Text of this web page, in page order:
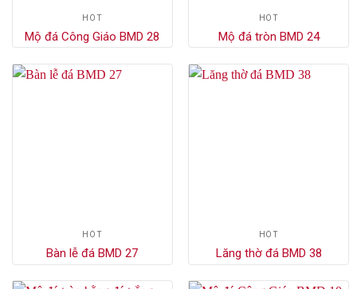
HÓT
Mộ đá Công Giáo BMD 28
HÓT
Mộ đá tròn BMD 24
HÓT
Bàn lễ đá BMD 27
HÓT
Lăng thờ đá BMD 38